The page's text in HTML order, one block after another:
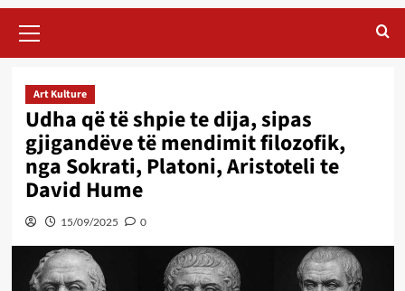
Menu
Art Kulture
Udha që të shpie te dija, sipas
gjigandëve të mendimit filozofik,
nga Sokrati, Platoni, Aristoteli te
David Hume
15/09/2025 0